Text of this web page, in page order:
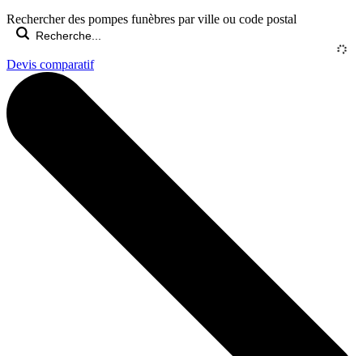
Rechercher des pompes funèbres par ville ou code postal
Devis comparatif